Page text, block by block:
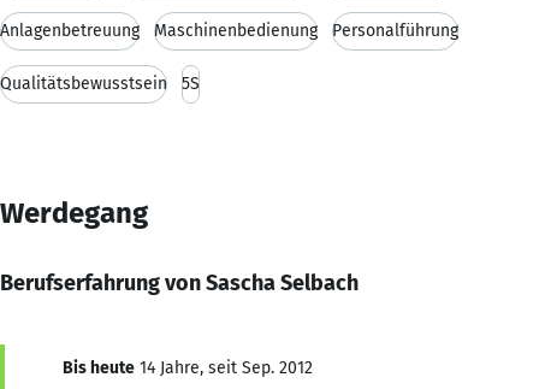
Anlagenbetreuung Maschinenbedienung Personalführung
Qualitätsbewusstsein 5S
Werdegang
Berufserfahrung von Sascha Selbach
Bis heute 14 Jahre, seit Sep. 2012